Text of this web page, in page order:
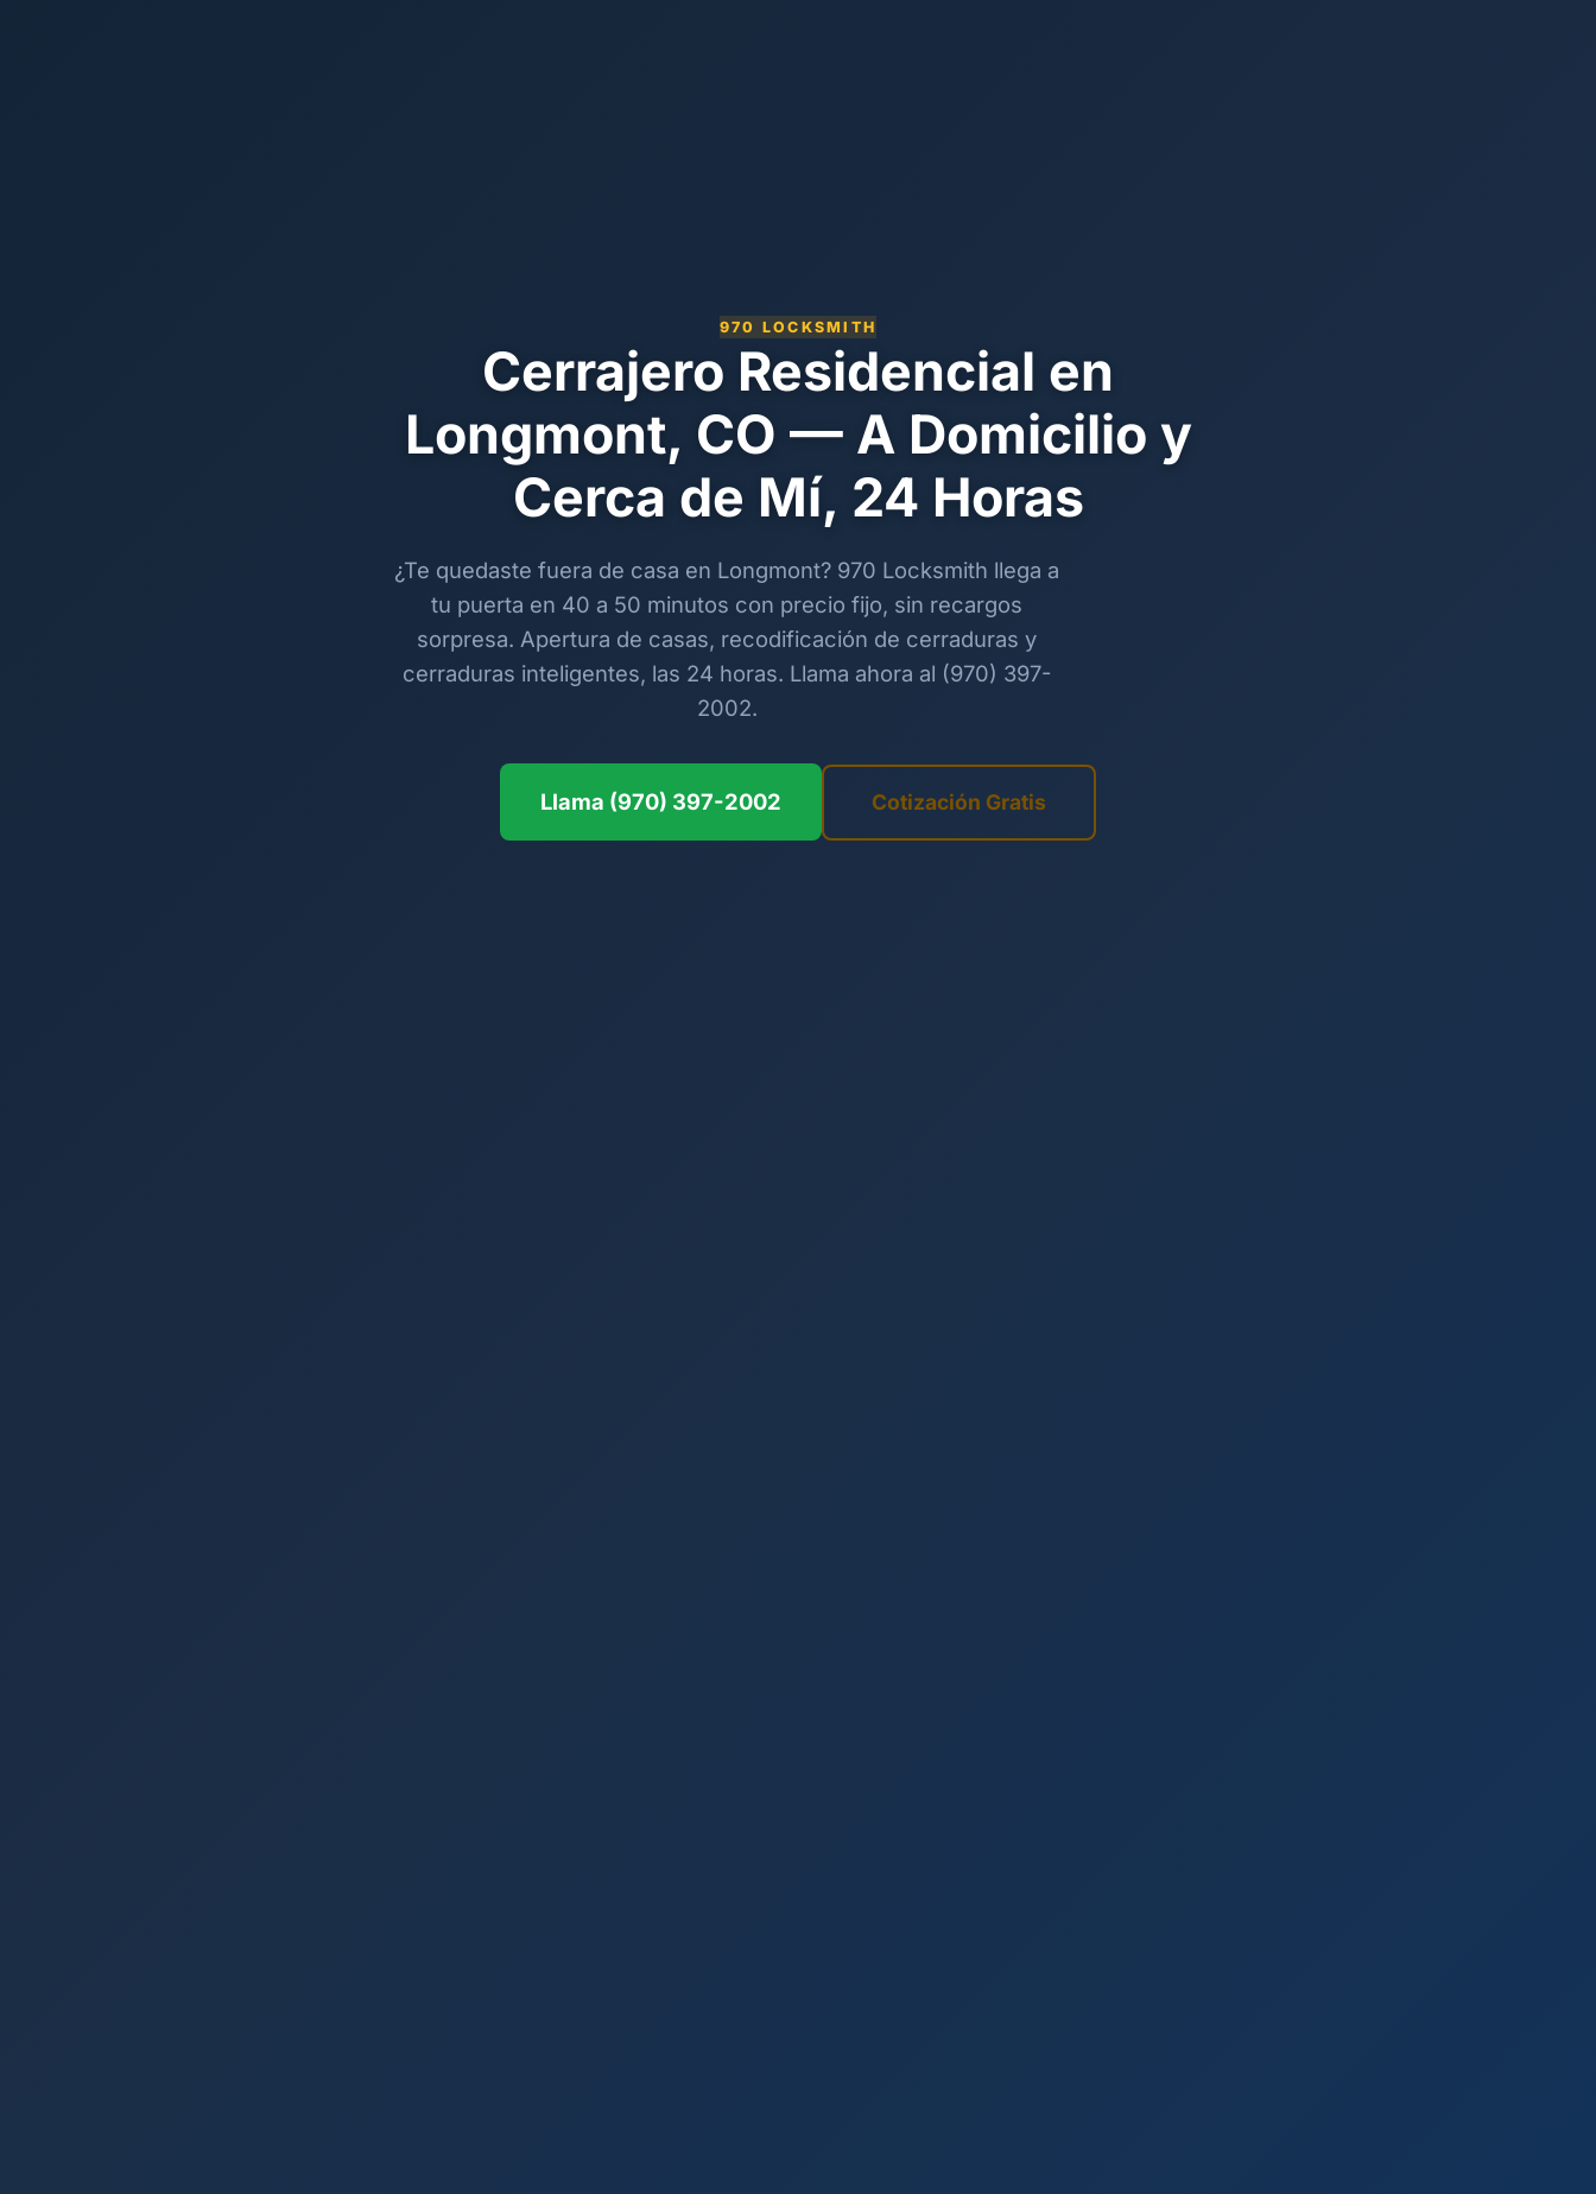
970 LOCKSMITH
Cerrajero Residencial en
Longmont, CO — A Domicilio y
Cerca de Mí, 24 Horas
¿Te quedaste fuera de casa en Longmont? 970 Locksmith llega a
tu puerta en 40 a 50 minutos con precio fijo, sin recargos
sorpresa. Apertura de casas, recodificación de cerraduras y
cerraduras inteligentes, las 24 horas. Llama ahora al (970) 397-
2002.
Llama (970) 397-2002 Cotización Gratis